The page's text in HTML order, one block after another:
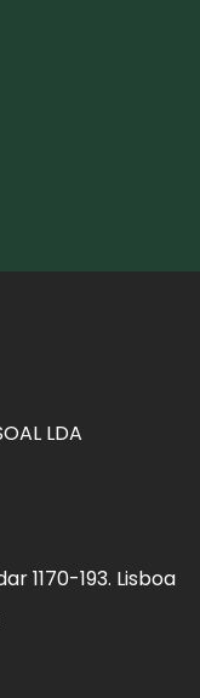
LDA
1170-193. Lisboa